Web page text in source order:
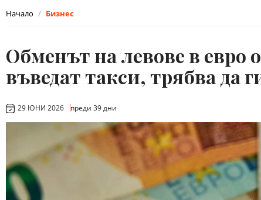
Начало Бизнес
Обменът на левове в евро
въведат такси, трябва да
29 ЮНИ 2026 преди 39 дни